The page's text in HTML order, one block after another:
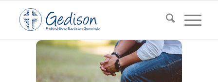
F reikirchlic heBa ptisten Gemeinde